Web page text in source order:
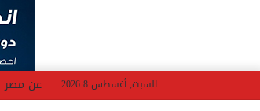
السبت, أغسطس 8 2026 عن مصر